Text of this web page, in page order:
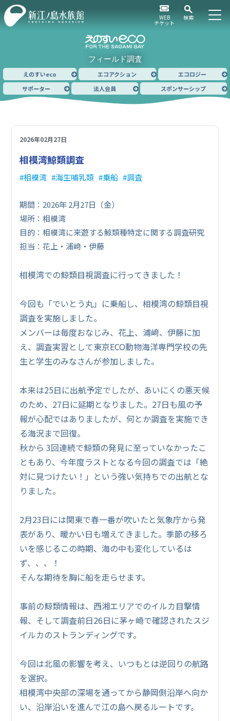
WEB
チケット
検索
フィールド調査
えのすいeco エコアクション
エコロジー
サポーター
法人会員 スポンサーシップ
2026年02月27日
相模湾鯨類調査
相模湾 海生哺乳類 乗船 調査
期間：2026年 2月27日（金）
場所：相模湾
目的：相模湾に来遊する鯨類種特定に関する調査研究
担当：花上・浦﨑・伊藤
相模湾での鯨類目視調査に行ってきました！
今回も「でいとう丸」に乗船し、相模湾の鯨類目視
調査を実施しました。
メンバーは毎度おなじみ、花上、浦﨑、伊藤に加
え、調査実習として東京ECO動物海洋専門学校の先
生と学生のみなさんが参加しました。
本来は25日に出航予定でしたが、あいにくの悪天候
のため、27日に延期となりました。27日も風の予
報が心配ではありましたが、何とか調査を実施でき
る海況まで回復。
秋から 3回連続で鯨類の発見に至っていなかったこ
ともあり、今年度ラストとなる今回の調査では「絶
対に見つけたい！」という強い気持ちでの出航とな
りました。
2月23日には関東で春一番が吹いたと気象庁から発
表があり、暖かい日も増えてきました。季節の移ろ
いを感じるこの時期、海の中も変化しているは
ず、、、！
そんな期待を胸に船を走らせます。
事前の鯨類情報は、西湘エリアでのイルカ目撃情
報、そして調査前日26日に茅ヶ崎で確認されたスジ
イルカのストランディングです。
今回は北風の影響を考え、いつもとは逆回りの航路
を選択。
相模湾中央部の深場を通ってから静岡側沿岸へ向か
い、沿岸沿いを進んで江の島へ戻るルートです。